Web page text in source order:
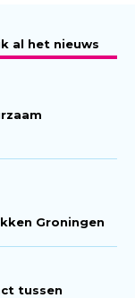
al het nieuws
Groningen
tussen